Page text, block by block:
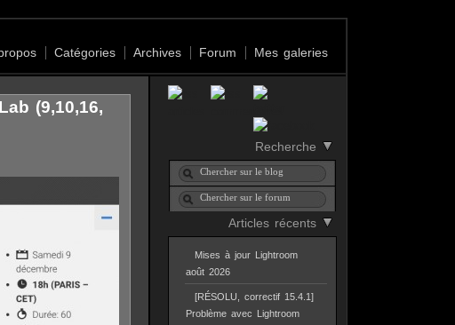
Catégories Archives Forum Mes galeries
Recherche
Articles récents
Mises à jour Lightroom
août 2026
[RÉSOLU, correctif 15.4.1]
Problème avec Lightroom
(9,10,16,